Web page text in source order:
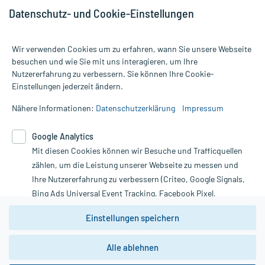
Alle Preise gelten inkl. MwSt., ggf. zzgl. Versandkosten
Informationen auf dieser Website werden ausschließlich für
die Untersuchung und Behandlung durch einen Arzt. Bitte
Therapien eingeleitet werden können. | Diese Webseite benutzt
Google Analytics. Lesen Sie bitte dazu die wichtigen Hinweise in
unserer Datenschutzerklärung. Für den Widerruf einer Bestellung
nutzen Sie das Formular:
Vertrag widerrufen
*Hinweise zu unseren Aktionen und Bewertungen
Datenschutz- und Cookie-Einstellungen
Wir verwenden Cookies um zu erfahren, wann Sie unsere Webseite
besuchen und wie Sie mit uns interagieren, um Ihre
Nutzererfahrung zu verbessern. Sie können Ihre Cookie-
Einstellungen jederzeit ändern.
Nähere Informationen: Datenschutzerklärung Impressum
Google Analytics
Mit diesen Cookies können wir Besuche und Trafficquellen
zählen, um die Leistung unserer Webseite zu messen und
Ihre Nutzererfahrung zu verbessern (Criteo, Google Signals,
Bing Ads Universal Event Tracking, Facebook Pixel,
Youtube-Social Plugin).
Wir weisen darauf hin, dass die
zwingend den Europäischen Anforderungen gem. EU-
DSGVO genügen und ein Datentransfer in Drittstaaten bzw.
Einstellungen speichern
Alle ablehnen